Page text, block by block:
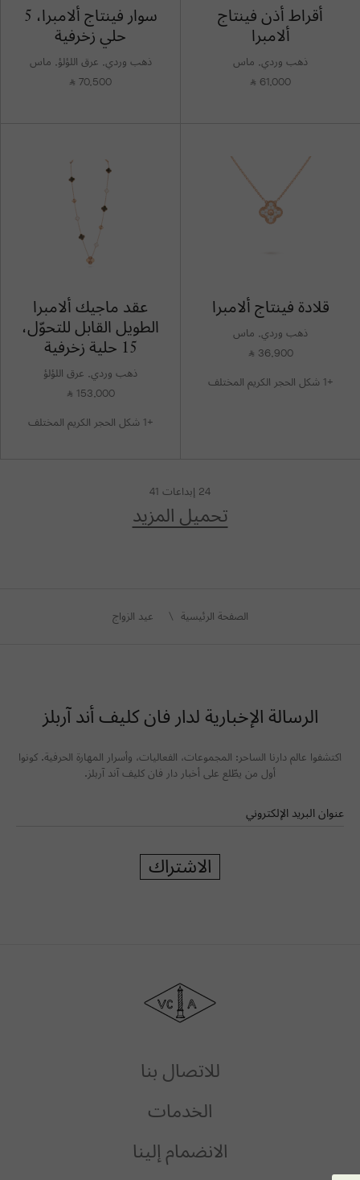
أقراط أذن فينتاج
ألامبرا
ذهب وردي, ماس
61,000
⃁
سوار فينتاج ألامبرا، 5
حلي زخرفية
ذهب وردي, عرق اللؤلؤ, ماس
70,500
⃁
قلادة فينتاج ألامبرا
ذهب وردي, ماس
36,900
⃁
+1 شكل الحجر الكريم المختلف
عقد ماجيك ألامبرا
الطويل القابل للتحوّل،
15 حلية زخرفية
ذهب وردي, عرق اللؤلؤ
153,000
⃁
+1 شكل الحجر الكريم المختلف
24 إبداعات 41
تحميل المزيد
الصفحة الرئيسية عيد الزواج
الرسالة الإخبارية لدار فان كليف أند آربلز
اكتشفوا عالم دارنا الساحر: المجموعات، الفعاليات، وأسرار المهارة الحرفية. كونوا
أول من يطّلع على أخبار دار فان كليف آند آربلز.
عنوان البريد الإلكتروني
فان
كليف
آربلز
للاتصال بنا
الخدمات
الانضمام إلينا